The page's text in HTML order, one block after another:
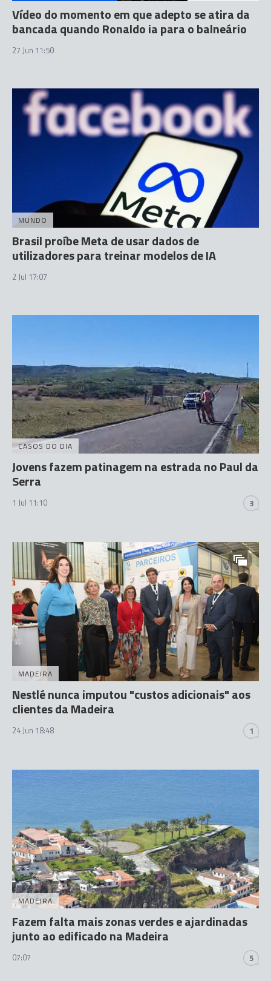
Vídeo do momento em que adepto se atira da
bancada quando Ronaldo ia para o balneário
27 Jun 11:50
MUNDO
Brasil proíbe Meta de usar dados de
utilizadores para treinar modelos de IA
2 Jul 17:07
CASOS DO DIA
Jovens fazem patinagem na estrada no Paul da
Serra
1 Jul 11:10 3
MADEIRA
Nestlé nunca imputou "custos adicionais" aos
clientes da Madeira
24 Jun 18:48 1
MADEIRA
Fazem falta mais zonas verdes e ajardinadas
junto ao edificado na Madeira
07:07 5